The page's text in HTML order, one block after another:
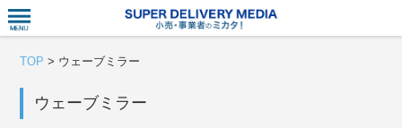
TOP > ウェーブミラー
ウェーブミラー